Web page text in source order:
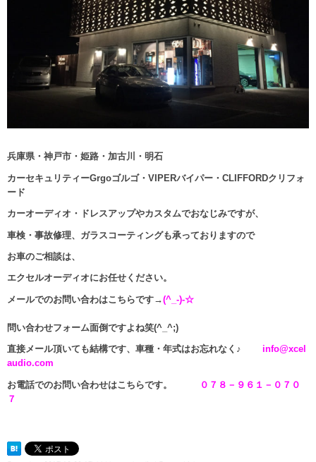
兵庫県・神戸市・姫路・加古川・明石
カーセキュリティーGrgoゴルゴ・VIPERバイパー・CLIFFORDクリフォ
ード
カーオーディオ・ドレスアップやカスタムでおなじみですが、
車検・事故修理、ガラスコーティングも承っておりますので
お車のご相談は、
エクセルオーディオにお任せください。
メールでのお問い合わはこちらです→(^_-)-☆
問い合わせフォーム面倒ですよね笑(^_^;)
直接メール頂いても結構です、車種・年式はお忘れなく♪ info@xcel
audio.com
お電話でのお問い合わせはこちらです。
０７８－９６１－０７０
７